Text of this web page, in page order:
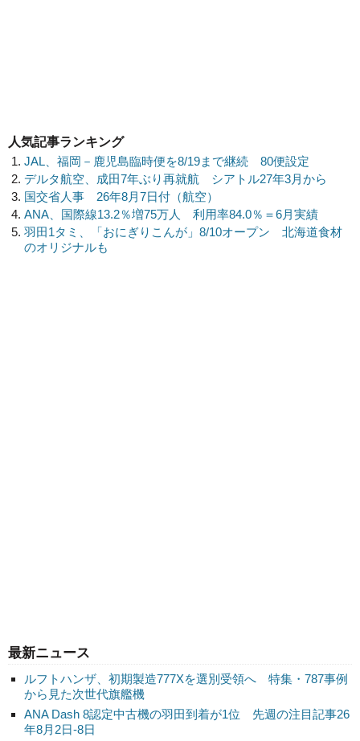
最新ニュース
ルフトハンザ、初期製造777Xを選別受領へ 特集・787事例
から見た次世代旗艦機
ANA Dash 8認定中古機の羽田到着が1位 先週の注目記事26
年8月2日-8日
人気記事ランキング
JAL、福岡－鹿児島臨時便を8/19まで継続 80便設定
デルタ航空、成田7年ぶり再就航 シアトル27年3月から
国交省人事 26年8月7日付（航空）
ANA、国際線13.2％増75万人 利用率84.0％＝6月実績
羽田1タミ、「おにぎりこんが」8/10オープン 北海道食材
のオリジナルも